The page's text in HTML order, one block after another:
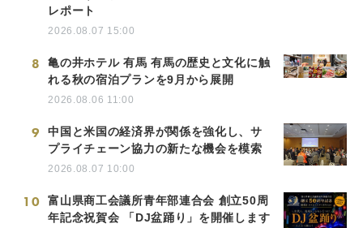
レポート
2026.08.07 15:00
8
亀の井ホテル 有馬 有馬の歴史と文化に触
れる秋の宿泊プランを9月から展開
2026.08.06 11:00
9
中国と米国の経済界が関係を強化し、サ
プライチェーン協力の新たな機会を模索
2026.08.07 10:00
10
富山県商工会議所青年部連合会 創立50周
年記念祝賀会 「DJ盆踊り」を開催します